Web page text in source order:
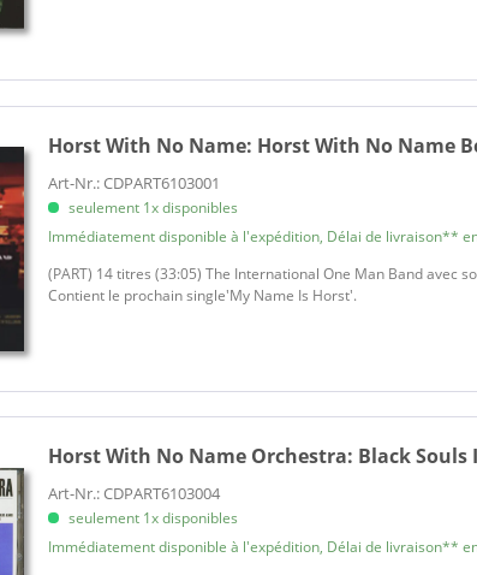
Horst With No Name: Horst With No Name
Art-Nr.: CDPART6103001
seulement 1x disponibles
Immédiatement disponible à l'expédition, Délai de livraison**
(PART) 14 titres (33:05) The International One Man Band avec
Contient le prochain single'My Name Is Horst'.
Horst With No Name Orchestra: Black Souls
Art-Nr.: CDPART6103004
seulement 1x disponibles
Immédiatement disponible à l'expédition, Délai de livraison**